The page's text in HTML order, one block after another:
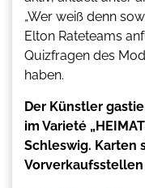
„Wer weiß denn
Elton Rateteams
Quizfragen des
haben.
Der Künstler
im Varieté
Schleswig. Karten